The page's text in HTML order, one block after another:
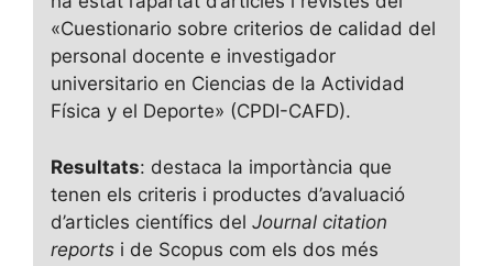
«Cuestionario sobre criterios de calidad del
personal docente e investigador
universitario en Ciencias de la Actividad
Física y el Deporte» (CPDI-CAFD).
Resultats: destaca la importància que
tenen els criteris i productes d’avaluació
d’articles científics del Journal citation
reportsi de Scopus com els dos més